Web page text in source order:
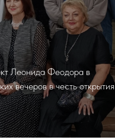
Леонида Феодора в
вечеров в честь открытия